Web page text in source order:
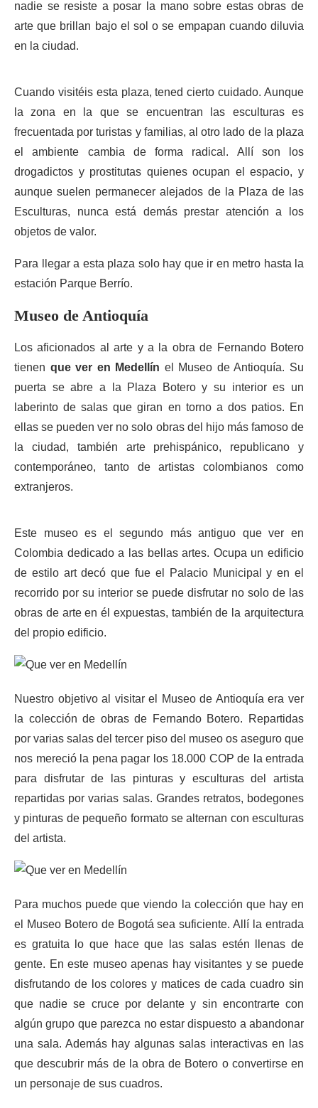
nadie se resiste a posar la mano sobre estas obras de
arte que brillan bajo el sol o se empapan cuando diluvia
en la ciudad.
Cuando visitéis esta plaza, tened cierto cuidado. Aunque
la zona en la que se encuentran las esculturas es
frecuentada por turistas y familias, al otro lado de la plaza
el ambiente cambia de forma radical. Allí son los
drogadictos y prostitutas quienes ocupan el espacio, y
aunque suelen permanecer alejados de la Plaza de las
Esculturas, nunca está demás prestar atención a los
objetos de valor.
Para llegar a esta plaza solo hay que ir en metro hasta la
estación Parque Berrío.
Museo de Antioquía
Los aficionados al arte y a la obra de Fernando Botero
tienen que ver en Medellín el Museo de Antioquía. Su
puerta se abre a la Plaza Botero y su interior es un
laberinto de salas que giran en torno a dos patios. En
ellas se pueden ver no solo obras del hijo más famoso de
la ciudad, también arte prehispánico, republicano y
contemporáneo, tanto de artistas colombianos como
extranjeros.
Este museo es el segundo más antiguo que ver en
Colombia dedicado a las bellas artes. Ocupa un edificio
de estilo art decó que fue el Palacio Municipal y en el
recorrido por su interior se puede disfrutar no solo de las
obras de arte en él expuestas, también de la arquitectura
del propio edificio.
Nuestro objetivo al visitar el Museo de Antioquía era ver
la colección de obras de Fernando Botero. Repartidas
por varias salas del tercer piso del museo os aseguro que
nos mereció la pena pagar los 18.000 COP de la entrada
para disfrutar de las pinturas y esculturas del artista
repartidas por varias salas. Grandes retratos, bodegones
y pinturas de pequeño formato se alternan con esculturas
del artista.
Para muchos puede que viendo la colección que hay en
el Museo Botero de Bogotá sea suficiente. Allí la entrada
es gratuita lo que hace que las salas estén llenas de
gente. En este museo apenas hay visitantes y se puede
disfrutando de los colores y matices de cada cuadro sin
que nadie se cruce por delante y sin encontrarte con
algún grupo que parezca no estar dispuesto a abandonar
una sala. Además hay algunas salas interactivas en las
que descubrir más de la obra de Botero o convertirse en
un personaje de sus cuadros.